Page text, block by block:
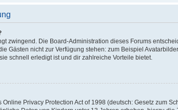
zwingend. Die Board-Administration dieses Forums
Gästen nicht zur Verfügung stehen: zum Beispiel
schnell erledigt ist und dir zahlreiche Vorteile bietet.
Online Privacy Protection Act of 1998 (deutsch: Gesetz zum